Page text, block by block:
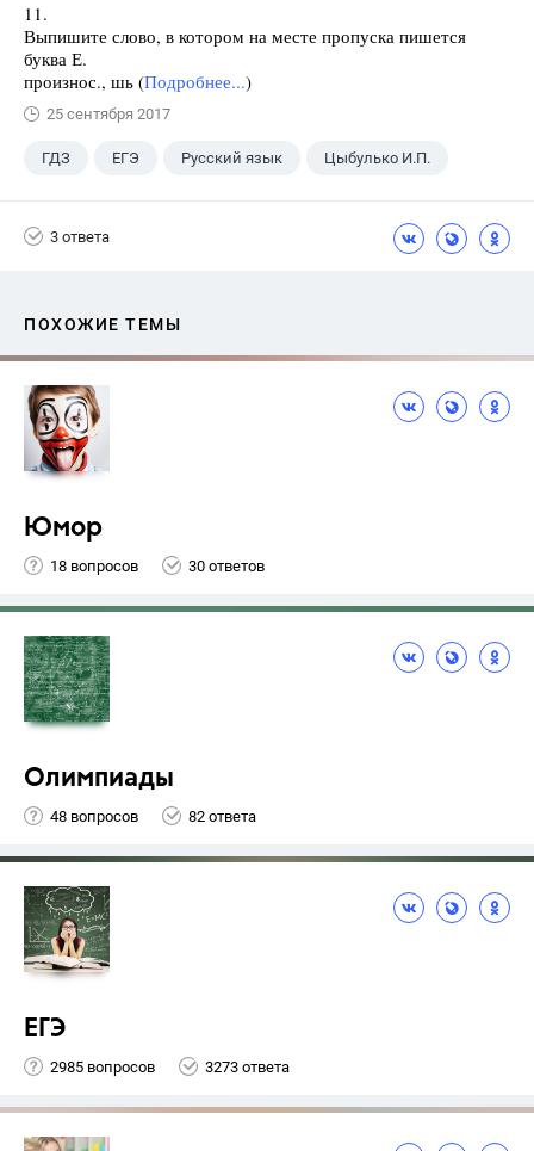
11.
Выпишите слово, в котором на месте пропуска пишется
буква Е.
произнос., шь (Подробнее...)
25 сентября 2017
ГДЗ ЕГЭ Русский язык Цыбулько И.П.
3 ответа
ПОХОЖИЕ ТЕМЫ
Юмор
18 вопросов 30 ответов
Олимпиады
48 вопросов 82 ответа
ЕГЭ
2985 вопросов 3273 ответа